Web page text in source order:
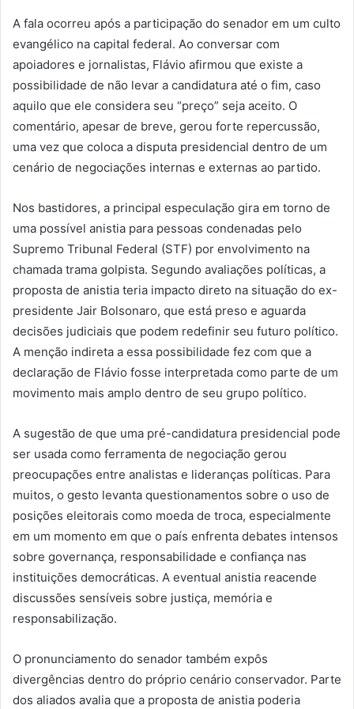
A fala ocorreu após a participação do senador em um culto
evangélico na capital federal. Ao conversar com
apoiadores e jornalistas, Flávio afirmou que existe a
possibilidade de não levar a candidatura até o fim, caso
aquilo que ele considera seu “preço” seja aceito. O
comentário, apesar de breve, gerou forte repercussão,
uma vez que coloca a disputa presidencial dentro de um
cenário de negociações internas e externas ao partido.
Nos bastidores, a principal especulação gira em torno de
uma possível anistia para pessoas condenadas pelo
Supremo Tribunal Federal (STF) por envolvimento na
chamada trama golpista. Segundo avaliações políticas, a
proposta de anistia teria impacto direto na situação do ex-
presidente Jair Bolsonaro, que está preso e aguarda
decisões judiciais que podem redefinir seu futuro político.
A menção indireta a essa possibilidade fez com que a
declaração de Flávio fosse interpretada como parte de um
movimento mais amplo dentro de seu grupo político.
A sugestão de que uma pré-candidatura presidencial pode
ser usada como ferramenta de negociação gerou
preocupações entre analistas e lideranças políticas. Para
muitos, o gesto levanta questionamentos sobre o uso de
posições eleitorais como moeda de troca, especialmente
em um momento em que o país enfrenta debates intensos
sobre governança, responsabilidade e confiança nas
instituições democráticas. A eventual anistia reacende
discussões sensíveis sobre justiça, memória e
responsabilização.
O pronunciamento do senador também expôs
divergências dentro do próprio cenário conservador. Parte
dos aliados avalia que a proposta de anistia poderia